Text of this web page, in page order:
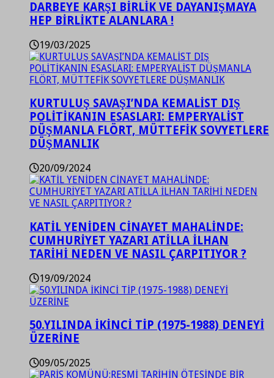
DARBEYE KARŞI BİRLİK VE DAYANIŞMAYA
HEP BİRLİKTE ALANLARA !
19/03/2025
KURTULUŞ SAVAŞI’NDA KEMALİST DIŞ
POLİTİKANIN ESASLARI: EMPERYALİST
DÜŞMANLA FLÖRT, MÜTTEFİK SOVYETLERE
DÜŞMANLIK
20/09/2024
KATİL YENİDEN CİNAYET MAHALİNDE:
CUMHURİYET YAZARI ATİLLA İLHAN
TARİHİ NEDEN VE NASIL ÇARPITIYOR ?
19/09/2024
50.YILINDA İKİNCİ TİP (1975-1988) DENEYİ
ÜZERİNE
09/05/2025